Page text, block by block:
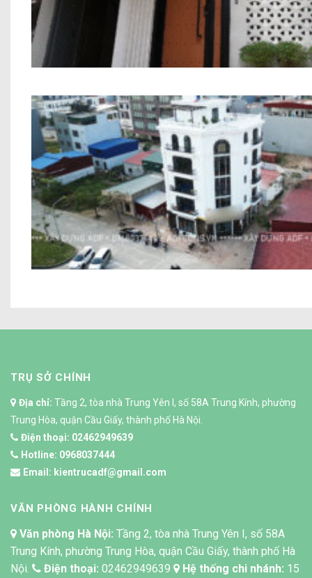
Nhà Phố 7 Tầng Chú Thắng Thanh
Nhà ở kết hợp kinh doanh Anh Bình
TRỤ SỞ CHÍNH
Địa chỉ: Tầng 2, tòa nhà Trung Yên I, số 58A Trung Kính, phường
Trung Hòa, quận Cầu Giấy, thành phố Hà Nội.
Điện thoại: 02462949639
Hotline: 0968037444
Email: kientrucadf@gmail.com
VĂN PHÒNG HÀNH CHÍNH
Văn phòng Hà Nội: Tầng 2, tòa nhà Trung Yên I, số 58A
Trung Kính, phường Trung Hòa, quận Cầu Giấy, thành phố Hà
Nội.
Điện thoại: 02462949639 Hệ thống chi nhánh: 15